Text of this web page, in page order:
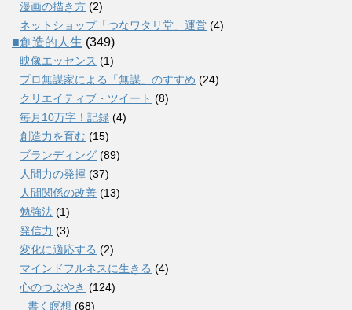
漫画の描き方 (2)
ネットショップ「つなワタリ堂」運営 (4)
■創造的人生 (349)
映像エッセンス (1)
プロ無謀家による「無謀」のすすめ (24)
クリエイティブ・ツイート (8)
毎月10万字！記録 (4)
創造力を育む (15)
ブランディング (89)
人間力の発揮 (37)
人間関係の改善 (13)
勉強法 (1)
発信力 (3)
変化に適応する (2)
マインドフルネスに生きる (4)
心のつぶやき (124)
書く瞑想 (68)